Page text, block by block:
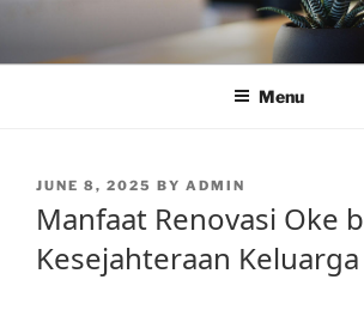
content
Menu
POSTED
JUNE 8, 2025 BY ADMIN
Manfaat Renovasi Oke
Kesejahteraan